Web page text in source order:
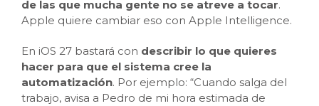
de las que mucha gente no se atreve a tocar.
Apple quiere cambiar eso con Apple Intelligence.
En iOS 27 bastará con describir lo que quieres
hacer para que el sistema cree la
automatización. Por ejemplo: “Cuando salga del
trabajo, avisa a Pedro de mi hora estimada de